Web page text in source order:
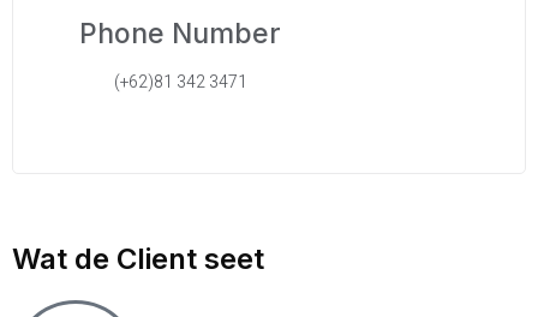
Phone Number
(+62)81 342 3471
Wat de Client seet